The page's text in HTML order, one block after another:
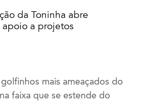
da Toninha abre
a projetos
mais ameaçados do
faixa que se estende do